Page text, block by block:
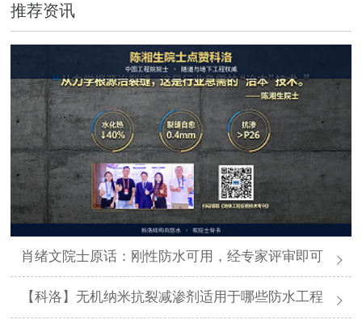
推荐资讯
肖绪文院士原话：刚性防水可用，经专家评审即可
【科洛】无机纳米抗裂减渗剂适用于哪些防水工程